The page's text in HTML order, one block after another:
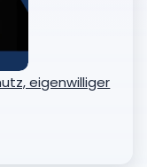
eigenwilliger